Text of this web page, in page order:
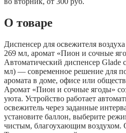
О товаре
Диспенсер для освежителя
269 мл, аромат «Пион и сочные
Автоматический диспенсер
мл) — современное решение для
аромата в доме, офисе или
Аромат «Пион и сочные ягоды»
уюта. Устройство работает
освежитель через заданные
установите баллон, выберите
чистым, благоухающим воздухом.